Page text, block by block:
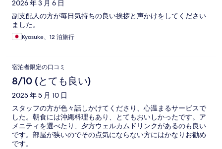
2026 年 3 月 6 日
副支配人の方が毎日気持ちの良い挨拶と声かけをしてください
ました。
Kyosuke、12 泊旅行
宿泊者限定の口コミ
8/10 (とても良い)
2025 年 5 月 10 日
スタッフの方が色々話しかけてくださり、心温まるサービスで
した。朝食には沖縄料理もあり、とてもおいしかったです。ア
メニティを選べたり、夕方ウェルカムドリンクがあるのも良い
です。部屋が狭いのでその点気にならない方にはかなりお勧め
です。